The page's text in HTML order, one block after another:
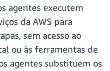
agentes executem
da AWS para
sem acesso ao
ou às ferramentas de
agentes substituem os